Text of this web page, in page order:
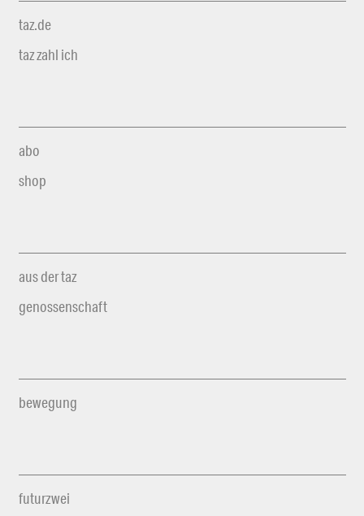
taz.de
taz zahl ich
abo
shop
aus der taz
genossenschaft
bewegung
futurzwei